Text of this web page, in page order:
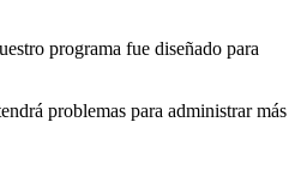
programa fue diseñado para
problemas para administrar más